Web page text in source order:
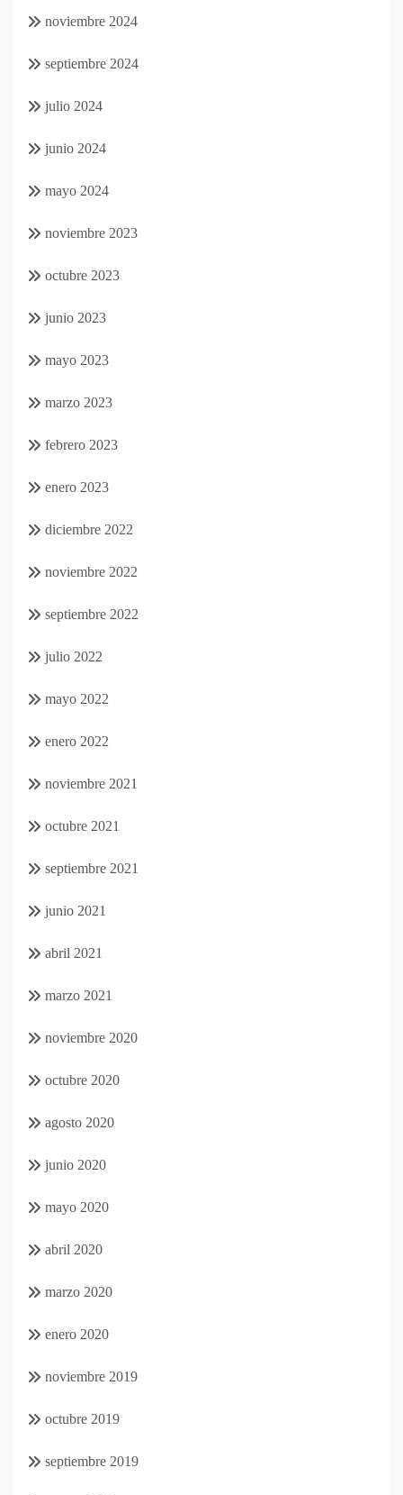
noviembre 2024
septiembre 2024
julio 2024
junio 2024
mayo 2024
noviembre 2023
octubre 2023
junio 2023
mayo 2023
marzo 2023
febrero 2023
enero 2023
diciembre 2022
noviembre 2022
septiembre 2022
julio 2022
mayo 2022
enero 2022
noviembre 2021
octubre 2021
septiembre 2021
junio 2021
abril 2021
marzo 2021
noviembre 2020
octubre 2020
agosto 2020
junio 2020
mayo 2020
abril 2020
marzo 2020
enero 2020
noviembre 2019
octubre 2019
septiembre 2019